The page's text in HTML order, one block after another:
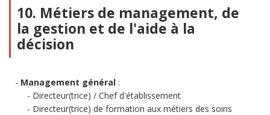
10. Métiers de management, de
la gestion et de l'aide à la
décision
Management général :
Directeur(trice) / Chef d'établissement
Directeur(trice) de formation aux métiers des soins